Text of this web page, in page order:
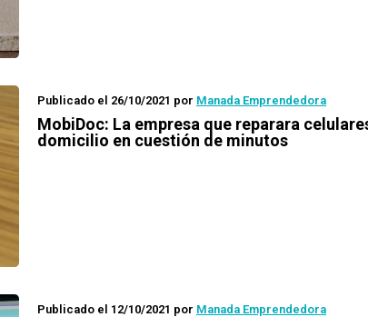
Publicado el 26/10/2021 por Manada Emprendedora
MobiDoc: La empresa que reparara
domicilio en cuestión de minutos
Publicado el 12/10/2021 por Manada Emprendedora